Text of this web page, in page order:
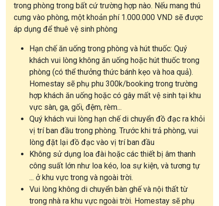
trong phòng trong bất cứ trường hợp nào. Nếu mang thú
cưng vào phòng, một khoản phí 1.000.000 VND sẽ được
áp dụng để thuê vệ sinh phòng
Hạn chế ăn uống trong phòng và hút thuốc: Quý
khách vui lòng không ăn uống hoặc hút thuốc trong
phòng (có thể thưởng thức bánh kẹo và hoa quả).
Homestay sẽ phụ phu 300k/booking trong trường
hợp khách ăn uống hoặc có gây mất vệ sinh tại khu
vực sàn, ga, gối, đệm, rèm...
Quý khách vui lòng hạn chế di chuyển đồ đạc ra khỏi
vị trí ban đầu trong phòng. Trước khi trả phòng, vui
lòng đặt lại đồ đạc vào vị trí ban đầu
Không sử dụng loa đài hoặc các thiết bị âm thanh
công suất lớn như loa kéo, loa sự kiện, và tương tự
... ở khu vực trong và ngoài trời.
Vui lòng không di chuyển bàn ghế và nội thất từ
trong nhà ra khu vực ngoài trời. Homestay sẽ phụ